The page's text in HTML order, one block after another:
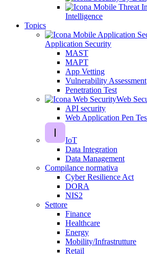
Intelligence
Topics
Application Security
MAST
MAPT
App Vetting
Vulnerability Assessment
Penetration Test
Web
API security
Web Application Pen
IoT
Data Integration
Data Management
Compilance normativa
Cyber Resilience Act
DORA
NIS2
Settore
Finance
Healthcare
Energy
Mobility/Infrastrutture
Retail